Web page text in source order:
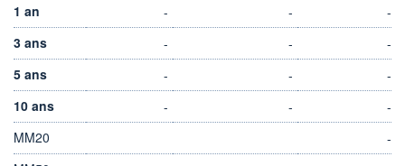
1 an
- -
-
3 ans
- -
-
5 ans
- -
-
10 ans
- -
-
MM20
-